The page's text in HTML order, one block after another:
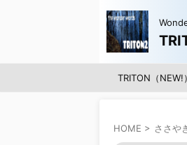
TRITON（NEW!）
HOME > ささや